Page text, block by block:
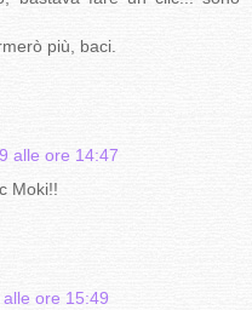
più, baci.
alle ore 14:47
Moki!!
ore 15:49